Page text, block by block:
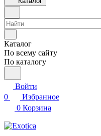
Каталог
По всему сайту
По каталогу
Войти
0
Избранное
0 Корзина